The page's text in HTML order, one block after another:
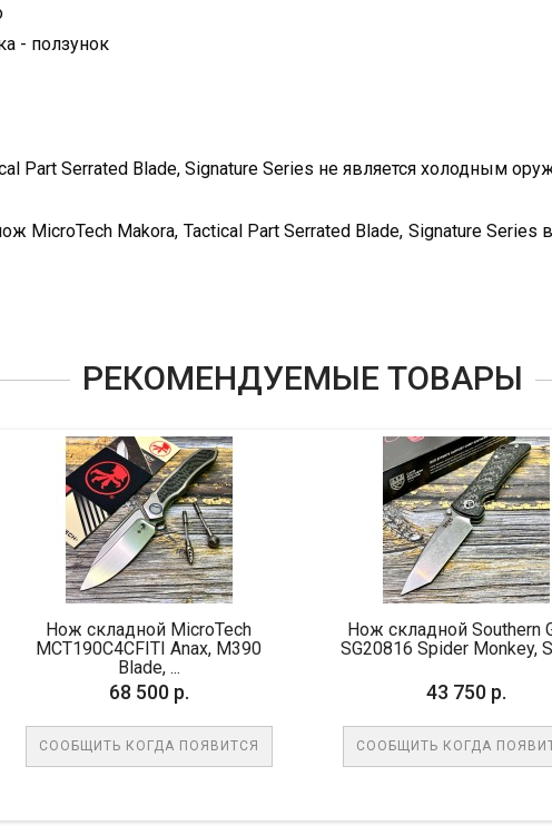
- ползунок
Part Serrated Blade, Signature Series не является холодным
MicroTech Makora, Tactical Part Serrated Blade, Signature
РЕКОМЕНДУЕМЫЕ ТОВАРЫ
M390
ПОЯВИТСЯ
Нож складной Southern Grind
SG20816 Spider Monkey, S35V...
СООБЩИТЬ КОГДА ПОЯВИТСЯ
Нож